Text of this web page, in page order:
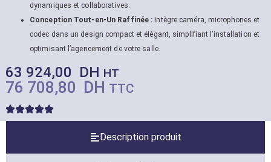
dynamiques et collaboratives.
Conception Tout-en-Un Raffinée : Intègre caméra, microphones et
codec dans un design compact et élégant, simplifiant l’installation et
optimisant l’agencement de votre salle.
63 924,00 DH HT
76 708,80 DH TTC
Description produit